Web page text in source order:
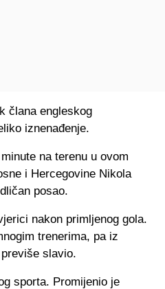
člana engleskog
iznenađenje.
na terenu u ovom
i Hercegovine Nikola
posao.
nakon primljenog gola.
trenerima, pa iz
slavio.
sporta. Promijenio je